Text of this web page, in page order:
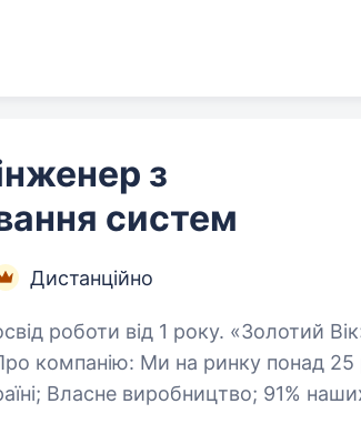
з
систем
Дистанційно
1 року. «Золотий Вік» — національна
понад 25 років; 517